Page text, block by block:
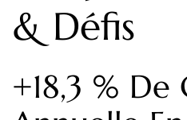
& Défis
+18,3 % De